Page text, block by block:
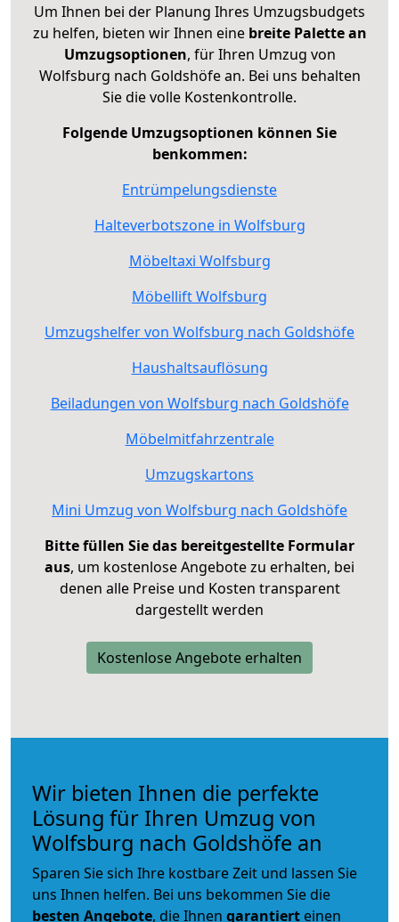
Um Ihnen bei der Planung Ihres Umzugsbudgets
zu helfen, bieten wir Ihnen eine breite Palette an
Umzugsoptionen, für Ihren Umzug von
Wolfsburg nach Goldshöfe an. Bei uns behalten
Sie die volle Kostenkontrolle.
Folgende Umzugsoptionen können Sie
benkommen:
Entrümpelungsdienste
Halteverbotszone in Wolfsburg
Möbeltaxi Wolfsburg
Möbellift Wolfsburg
Umzugshelfer von Wolfsburg nach Goldshöfe
Haushaltsauflösung
Beiladungen von Wolfsburg nach Goldshöfe
Möbelmitfahrzentrale
Umzugskartons
Mini Umzug von Wolfsburg nach Goldshöfe
Bitte füllen Sie das bereitgestellte Formular
aus, um kostenlose Angebote zu erhalten, bei
denen alle Preise und Kosten transparent
dargestellt werden
Kostenlose Angebote erhalten
Wir bieten Ihnen die perfekte
Lösung für Ihren Umzug von
Wolfsburg nach Goldshöfe an
Sparen Sie sich Ihre kostbare Zeit und lassen Sie
uns Ihnen helfen. Bei uns bekommen Sie die
besten Angebote, die Ihnen garantiert einen